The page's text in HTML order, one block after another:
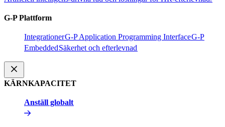
G-P Plattform​​
Integrationer​​G-P Application Programming Interface​​G-P
Embedded​​Säkerhet och efterlevnad​​
KÄRNKAPACITET​​
Anställ globalt​​